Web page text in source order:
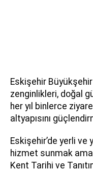
Eskişehir
zenginlikleri, doğal
her yıl binlerce
altyapısını
Eskişehir’de yerli ve
hizmet sunmak
Kent Tarihi ve